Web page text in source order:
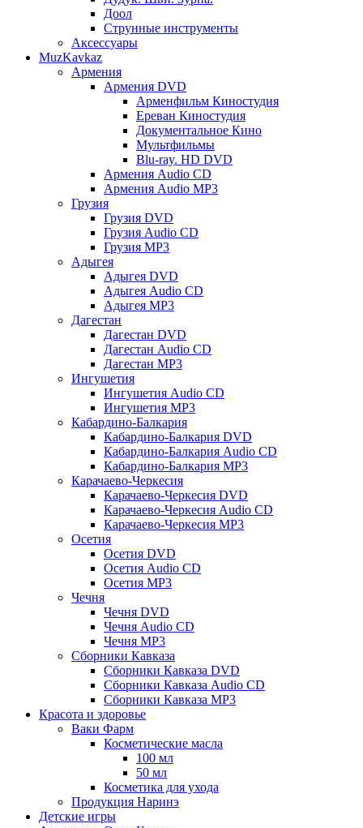
Доол
Струнные инструменты
Аксессуары
MuzKavkaz
Армения
Армения DVD
Арменфильм Киностудия
Ереван Киностудия
Документальное Кино
Мультфильмы
Blu-ray. HD DVD
Армения Audio CD
Армения Audio MP3
Грузия
Грузия DVD
Грузия Audio CD
Грузия MP3
Адыгея
Адыгея DVD
Адыгея Audio CD
Адыгея MP3
Дагестан
Дагестан DVD
Дагестан Audio CD
Дагестан MP3
Ингушетия
Ингушетия Audio CD
Ингушетия MP3
Кабардино-Балкария
Кабардино-Балкария DVD
Кабардино-Балкария Audio CD
Кабардино-Балкария MP3
Карачаево-Черкесия
Карачаево-Черкесия DVD
Карачаево-Черкесия Audio CD
Карачаево-Черкесия MP3
Осетия
Осетия DVD
Осетия Audio CD
Осетия MP3
Чечня
Чечня DVD
Чечня Audio CD
Чечня MP3
Сборники Кавказа
Сборники Кавказа DVD
Сборники Кавказа Audio CD
Сборники Кавказа MP3
Красота и здоровье
Ваки Фарм
Косметические масла
100 мл
50 мл
Косметика для ухода
Продукция Наринэ
Детские игры